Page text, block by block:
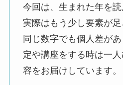
今回は、生まれた年を読
実際はもう少し要素が足
同じ数字でも個人差が
定や講座をする時は一
容をお届けしています。